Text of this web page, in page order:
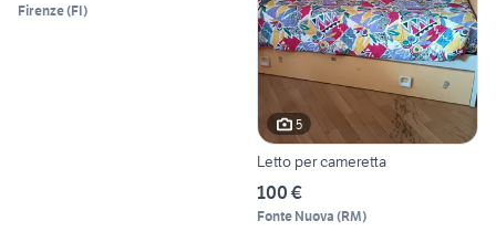
Firenze(FI)
5
Letto per cameretta
100 €
Fonte Nuova (RM)